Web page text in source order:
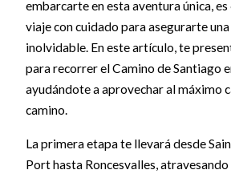
embarcarte en esta aventura única,
viaje con cuidado para asegurarte
inolvidable. En este artículo, te
para recorrer el Camino de Santiago
ayudándote a aprovechar al máximo
camino.
La primera etapa te llevará desde
Port hasta Roncesvalles,